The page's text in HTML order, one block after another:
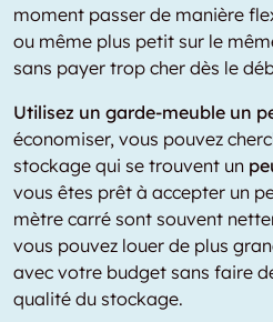
moment passer de manière
ou même plus petit sur le
sans payer trop cher dès le
Utilisez un garde-meuble un
économiser, vous pouvez
stockage qui se trouvent un
vous êtes prêt à accepter un
mètre carré sont souvent
vous pouvez louer de plus
avec votre budget sans faire
qualité du stockage.